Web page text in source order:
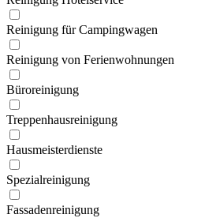
Reinigung für Campingwagen
Reinigung von Ferien­wohnungen
Büroreinigung
Treppen­hausreinigung
Hausmeister­dienste
Spezial­reinigung
Fassaden­reinigung